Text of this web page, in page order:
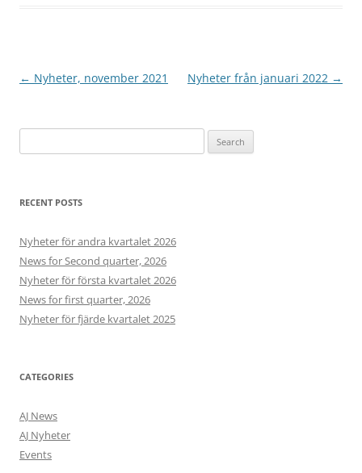
Post
← Nyheter, november 2021 Nyheter från januari 2022 →
for:
RECENT POSTS
Nyheter för andra kvartalet 2026
News for Second quarter, 2026
Nyheter för första kvartalet 2026
News for first quarter, 2026
Nyheter för fjärde kvartalet 2025
CATEGORIES
AJ News
AJ Nyheter
Events